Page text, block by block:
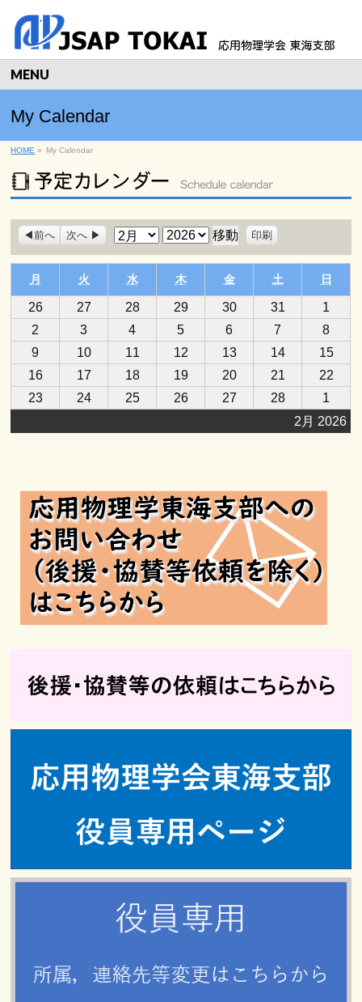
MENU
My Calendar
HOME » My Calendar
前へ 次へ 月 年 印刷
示
2月 2026
月 火火曜日 水水曜日 木木曜日 金金曜日 土土曜日 日
262026
年
26
日
272026
年
月
27
日
282026
年
月
28
日
292026
年
月
29
日
302026
年
月
30
日
31
年
月
31
日
1
年
2
月
1
日
2
年
月
2
日
32026
年
2
月
3
日
42026
年
2
月
4
日
52026
年
2
月
5
日
62026
年
2
月
6
日
7
年
2
月
7
日
82026
年
2
月
8
日
92026
年
2
月
9
102026
年
月
10
11
年
2
月
11
122026
年
2
月
12
132026
年
2
月
13
142026
年
2
月
14
日
152026
年
2
15
日
162026
年
2
16
172026
年
2
17
182026
年
2
18
192026
年
2
19
202026
年
20
21
年
2
月
21
222026
年
月
22
232026
年
242026
年
252026
年
262026
年
272026
年
282026
年
1
年
3